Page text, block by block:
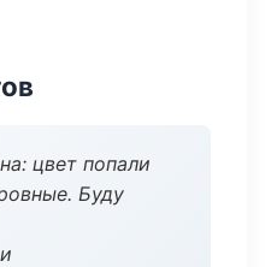
цвет попали
Буду